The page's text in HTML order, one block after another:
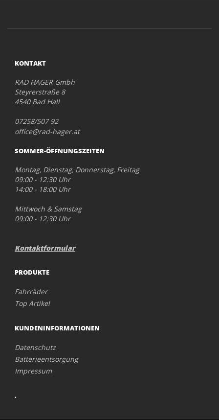
KONTAKT
RAD HAGER Gmbh
Steyrerstraße 8
4540 Bad Hall
07258/507 92
office@rad-hager.at
SOMMER-ÖFFNUNGSZEITEN
Montag, Dienstag, Donnerstag, Freitag
09:00 - 12:30 Uhr
14:00 - 18:00 Uhr
Mittwoch & Samstag
09:00 - 12:30 Uhr
Kontaktformular
PRODUKTE
Fahrräder
Top Artikel
KUNDENINFORMATIONEN
Datenschutz
Batterieentsorgung
Impressum
.